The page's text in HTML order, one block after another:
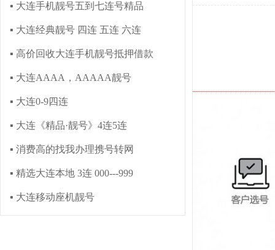
▪ 大连手机靓号五到七连号精品
▪ 大连经典靓号 四连 五连 六连
▪ 高价回收大连手机靓号抵押借款
▪ 大连AAAA，AAAAA靓号
▪ 大连0-9四连
▪ 大连《精品·靓号》4连5连
▪ 消费高的找我办理携号转网
▪ 精选大连本地 3连 000---999
▪ 大连移动座机靓号